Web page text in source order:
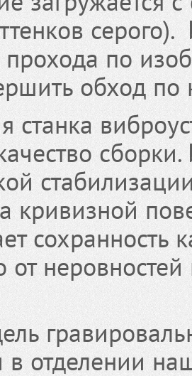
прохода по
обход по
станка
кривизной
сохранность
в отделении